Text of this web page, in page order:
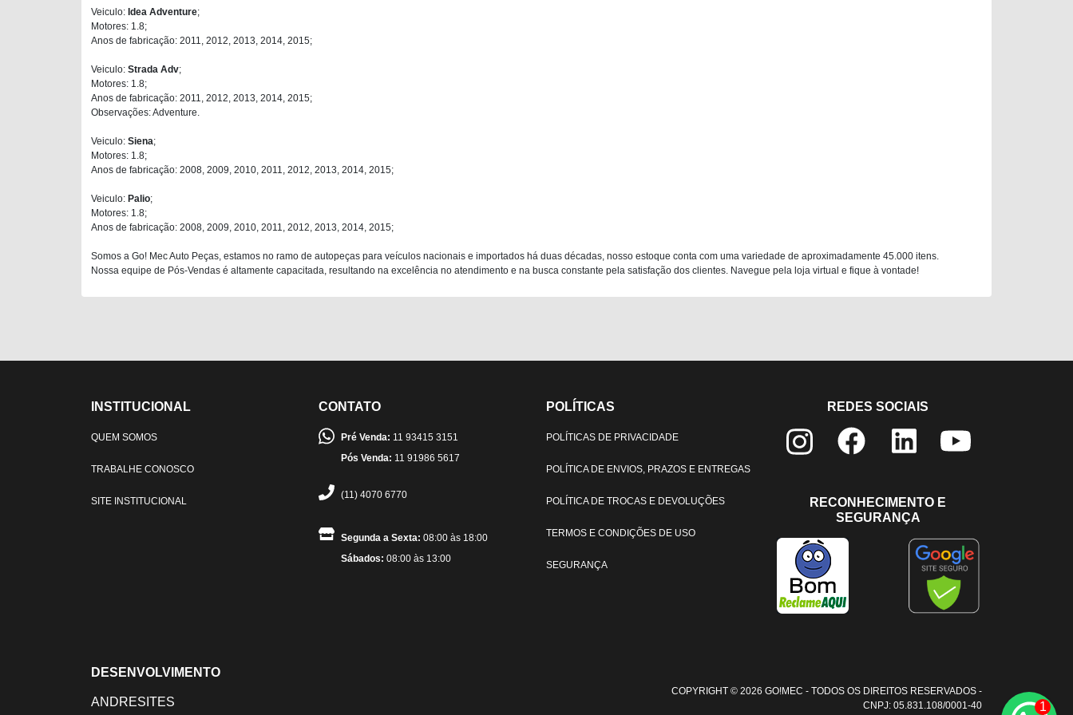
Veiculo: Idea Adventure;
Motores: 1.8;
Anos de fabricação: 2011, 2012, 2013, 2014, 2015;
Veiculo: Strada Adv;
Motores: 1.8;
Anos de fabricação: 2011, 2012, 2013, 2014, 2015;
Observações: Adventure.
Veiculo: Siena;
Motores: 1.8;
Anos de fabricação: 2008, 2009, 2010, 2011, 2012, 2013, 2014, 2015;
Veiculo: Palio;
Motores: 1.8;
Anos de fabricação: 2008, 2009, 2010, 2011, 2012, 2013, 2014, 2015;
Somos a Go! Mec Auto Peças, estamos no ramo de autopeças para veículos nacionais e importados há duas décadas, nosso estoque conta com uma variedade de aproximadamente 45.000 itens.
Nossa equipe de Pós-Vendas é altamente capacitada, resultando na excelência no atendimento e na busca constante pela satisfação dos clientes. Navegue pela loja virtual e fique à vontade!
INSTITUCIONAL
QUEM SOMOS
TRABALHE CONOSCO
SITE INSTITUCIONAL
CONTATO
Pré Venda: 11 93415 3151
Pós Venda: 11 91986 5617
(11) 4070 6770
Segunda a Sexta: 08:00 às 18:00
Sábados: 08:00 às 13:00
POLÍTICAS
POLÍTICAS DE PRIVACIDADE
POLÍTICA DE ENVIOS, PRAZOS E ENTREGAS
POLÍTICA DE TROCAS E DEVOLUÇÕES
TERMOS E CONDIÇÕES DE USO
SEGURANÇA
REDES SOCIAIS
RECONHECIMENTO E
SEGURANÇA
DESENVOLVIMENTO
ANDRESITES
COPYRIGHT © 2026 GO!MEC - TODOS OS DIREITOS RESERVADOS -
CNPJ: 05.831.108/0001-40
1